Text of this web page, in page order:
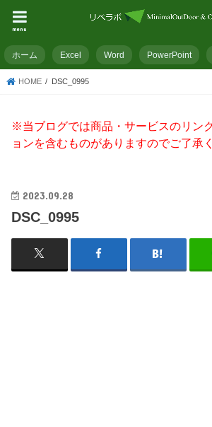
menu
ホーム Excel Word PowerPoint
HOME DSC_0995
※当ブログでは商品・サービスのリン
ョンを含むものがありますのでご了承
2023.09.28
DSC_0995